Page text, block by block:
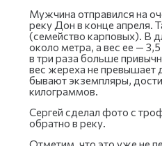
Мужчина отправился на
реку Дон в конце апреля.
(семейство карповых). В
около метра, а вес ее —
в три раза больше
вес жереха не превышает
бывают экземпляры,
килограммов.
Сергей сделал фото с
обратно в реку.
Отметим, что это уже не